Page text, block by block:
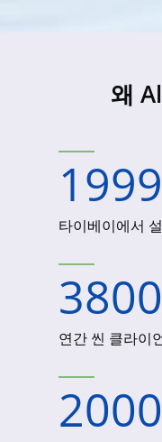
왜
1999
타이베이에서
연간 씬 클라이
2000